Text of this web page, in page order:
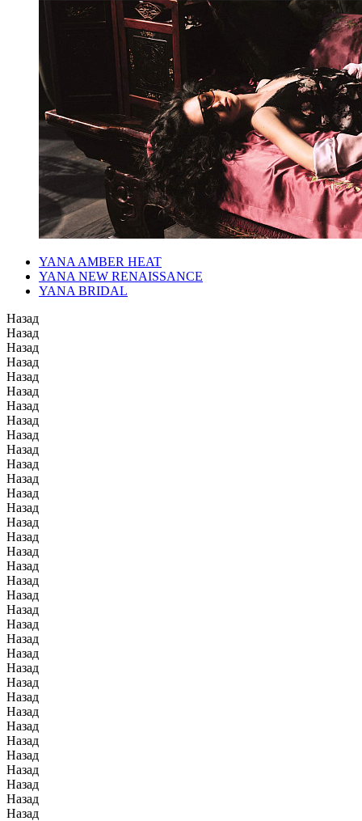
YANA AMBER HEAT
YANA NEW RENAISSANCE
YANA BRIDAL
Назад
Назад
Назад
Назад
Назад
Назад
Назад
Назад
Назад
Назад
Назад
Назад
Назад
Назад
Назад
Назад
Назад
Назад
Назад
Назад
Назад
Назад
Назад
Назад
Назад
Назад
Назад
Назад
Назад
Назад
Назад
Назад
Назад
Назад
Назад